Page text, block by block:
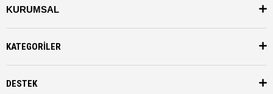
KURUMSAL
KATEGORİLER
DESTEK